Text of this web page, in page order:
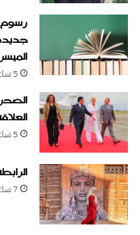
رسوم
5 ساعات ‏تقريبا
5 ساعات ‏تقريبا
7 ساعات ‏تقريبا